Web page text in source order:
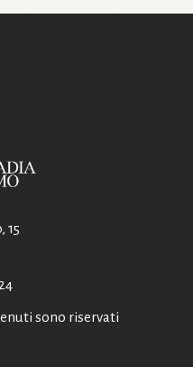
15
sono riservati